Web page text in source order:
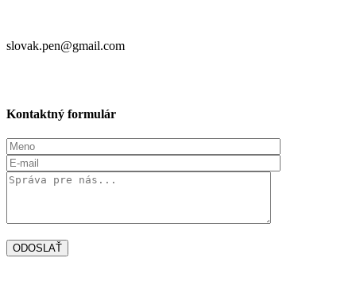
slovak.pen@gmail.com
Kontaktný formulár